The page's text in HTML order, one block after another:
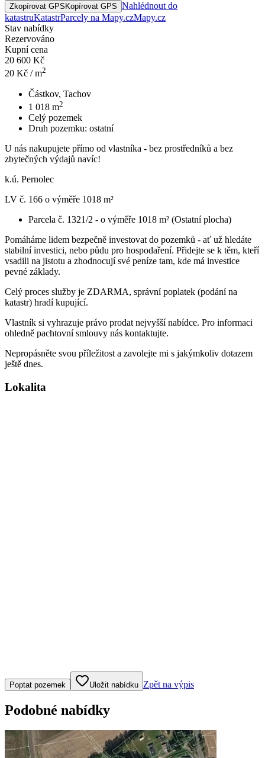
Zkopírovat GPS Kopírovat GPS Nahlédnout do
katastruKatastrParcely na Mapy.czMapy.cz
Stav nabídky
Rezervováno
Kupní cena
20 600 Kč
20 Kč / m2
Částkov, Tachov
1 018 m2
Celý pozemek
Druh pozemku: ostatní
U nás nakupujete přímo od vlastníka - bez prostředníků a bez
zbytečných výdajů navíc!
k.ú. Pernolec
LV č. 166 o výměře 1018 m²
Parcela č. 1321/2 - o výměře 1018 m² (Ostatní plocha)
Pomáháme lidem bezpečně investovat do pozemků - ať už hledáte
stabilní investici, nebo půdu pro hospodaření. Přidejte se k těm, kteří
vsadili na jistotu a zhodnocují své peníze tam, kde má investice
pevné základy.
Celý proces služby je ZDARMA, správní poplatek (podání na
katastr) hradí kupující.
Vlastník si vyhrazuje právo prodat nejvyšší nabídce. Pro informaci
ohledně pachtovní smlouvy nás kontaktujte.
Nepropásněte svou příležitost a zavolejte mi s jakýmkoliv dotazem
ještě dnes.
Lokalita
Klepněte nebo klikněte pro ovládání mapy
Poptat pozemek Uložit nabídku Zpět na výpis
Podobné nabídky